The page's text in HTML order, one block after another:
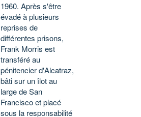
1960. Après s'être
évadé à plusieurs
reprises de
différentes prisons,
Frank Morris est
transféré au
pénitencier d'Alcatraz,
bâti sur un îlot au
large de San
Francisco et placé
sous la responsabilité